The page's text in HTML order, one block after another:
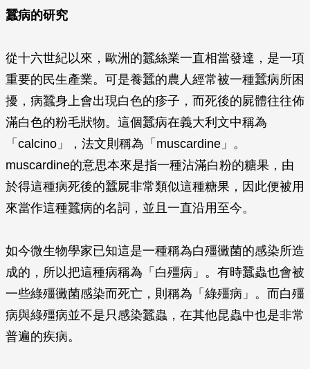
蠶病的研究
從十六世紀以來，歐洲的蠶絲業一直相當發達，是一項
重要的民生產業。可是養蠶的農人經常被一種蠶病所困
擾，病蠶身上會出現白色的疹子，而死後的屍體往往佈
滿白色的粉毛狀物。這個蠶病在義大利文中稱為
「calcino」，法文則稱為「muscardine」。
muscardine的意思本來是指一種沾滿白粉的糖果，由
於得這種病死後的蠶屍非常類似這種糖果，因此便被用
來當作這種蠶病的名詞，並且一直沿用至今。
如今微生物學家已知這是一種稱為白殭黴菌的感染所造
成的，所以把這種病稱為「白殭病」。有時蠶蟲也會被
一些綠殭黴菌感染而死亡，則稱為「綠殭病」。而白殭
病與綠殭病並不是只感染蠶蟲，在其他昆蟲中也是非常
普遍的疾病。